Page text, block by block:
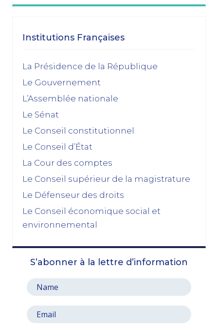
janvier 2026
décembre 2025
02/12/2025
La dissolution s’éloigne
17/11/2025
Budget 2026 : « En ayant fait du renoncement au
les socialistes se sont en réalité piégés eux-
mêmes »
03/11/2025
Le prix à payer pour sauver la Ve République
13/10/2025
Le pari de l’abandon du 49, 3 : entre faiblesse et
résignation
06/10/2025
Institutions Françaises
La Présidence de la République
Le Gouvernement
L’Assemblée nationale
Le Sénat
Le Conseil constitutionnel
Le Conseil d’État
La Cour des comptes
Le Conseil supérieur de la magistrature
Le Défenseur des droits
Le Conseil économique social et
environnemental
S’abonner à la lettre d’information